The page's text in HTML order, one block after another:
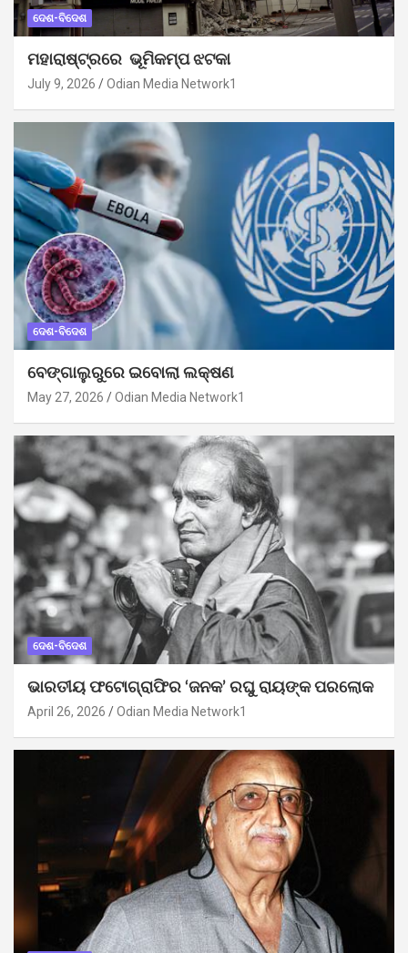
ଦେଶ-ବିଦେଶ
ମହାରାଷ୍ଟ୍ରରେ ଭୂମିକମ୍ପ ଝଟକା
July 9, 2026 Odian Media Network1
ଦେଶ-ବିଦେଶ
ବେଙ୍ଗାଲୁରୁରେ ଇବୋଲା ଲକ୍ଷଣ
May 27, 2026 Odian Media Network1
ଦେଶ-ବିଦେଶ
ଭାରତୀୟ ଫଟୋଗ୍ରାଫିର ‘ଜନକ’ ରଘୁ ରାୟଙ୍କ ପରଲୋକ
April 26, 2026 Odian Media Network1